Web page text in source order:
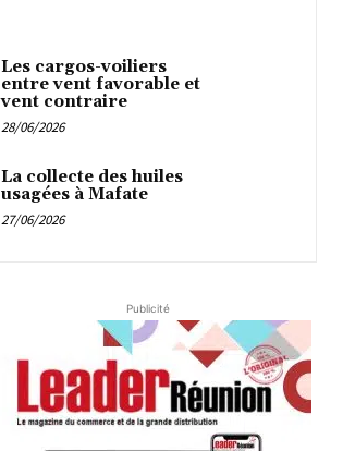
Les cargos-voiliers
entre vent favorable et
vent contraire
28/06/2026
La collecte des huiles
usagées à Mafate
27/06/2026
Publicité